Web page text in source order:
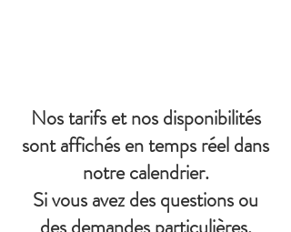
Nos tarifs et nos disponibilités
sont affichés en temps réel dans
notre calendrier.
Si vous avez des questions ou